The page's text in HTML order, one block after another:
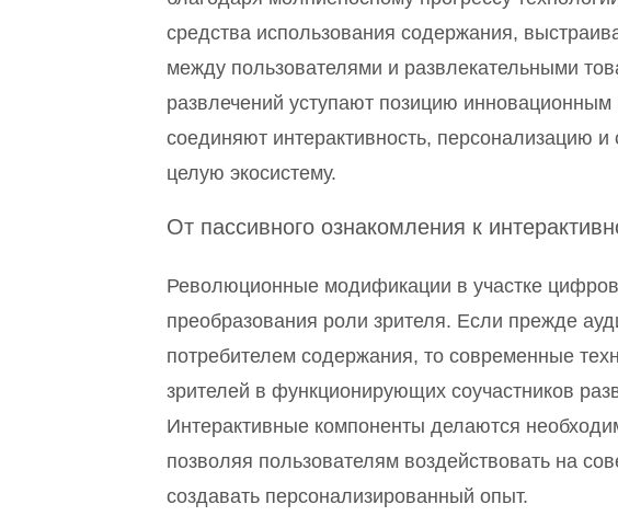
средства использования содержания,
между пользователями и развлекательными
развлечений уступают позицию
соединяют интерактивность, персонализацию и
целую экосистему.
От пассивного ознакомления к
Революционные модификации в участке
преобразования роли зрителя. Если прежде
потребителем содержания, то современные
зрителей в функционирующих соучастников
Интерактивные компоненты делаются
позволяя пользователям воздействовать на
создавать персонализированный опыт.